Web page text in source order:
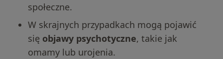
społeczne.
W skrajnych przypadkach mogą pojawić
się objawy psychotyczne, takie jak
omamy lub urojenia.